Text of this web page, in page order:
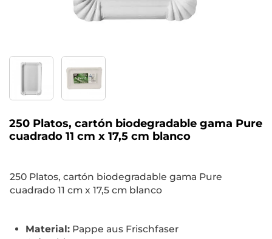
250 Platos, cartón biodegradable gama Pure
cuadrado 11 cm x 17,5 cm blanco
250 Platos, cartón biodegradable gama Pure
cuadrado 11 cm x 17,5 cm blanco
Material: Pappe aus Frischfaser